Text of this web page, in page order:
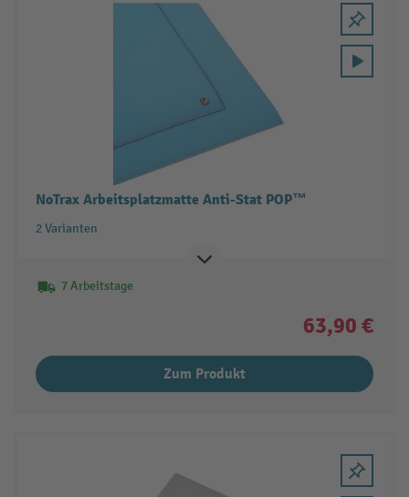
NoTrax Arbeitsplatzmatte Anti-Stat POP™
2 Varianten
7 Arbeitstage
63,90 €
Zum Produkt